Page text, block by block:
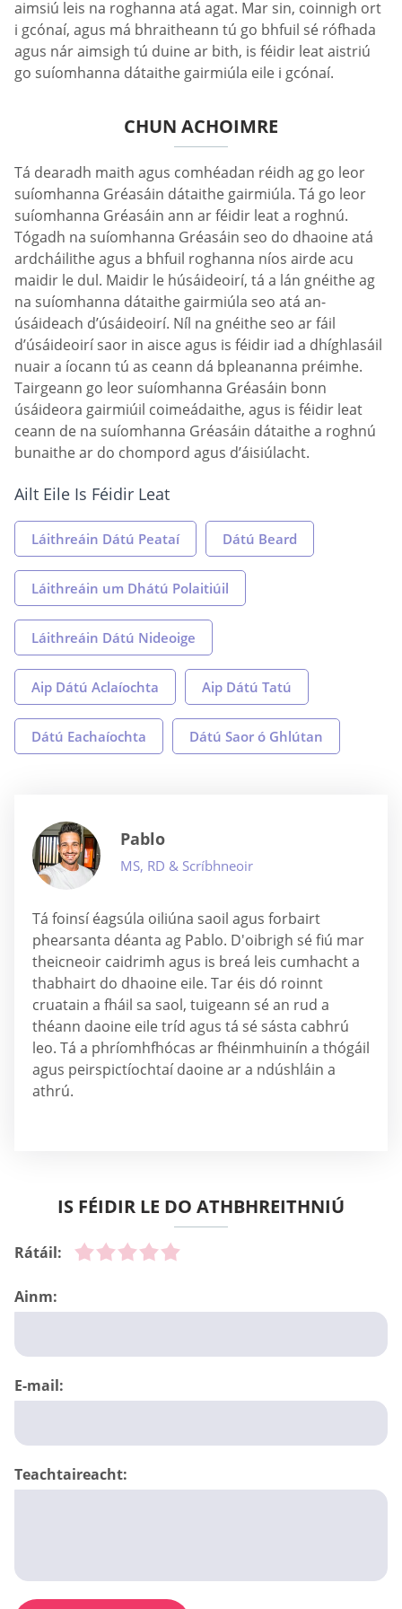
aimsiú leis na roghanna atá agat. Mar sin, coinnigh ort
i gcónaí, agus má bhraitheann tú go bhfuil sé rófhada
agus nár aimsigh tú duine ar bith, is féidir leat aistriú
go suíomhanna dátaithe gairmiúla eile i gcónaí.
CHUN ACHOIMRE
Tá dearadh maith agus comhéadan réidh ag go leor
suíomhanna Gréasáin dátaithe gairmiúla. Tá go leor
suíomhanna Gréasáin ann ar féidir leat a roghnú.
Tógadh na suíomhanna Gréasáin seo do dhaoine atá
ardcháilithe agus a bhfuil roghanna níos airde acu
maidir le dul. Maidir le húsáideoirí, tá a lán gnéithe ag
na suíomhanna dátaithe gairmiúla seo atá an-
úsáideach d’úsáideoirí. Níl na gnéithe seo ar fáil
d’úsáideoirí saor in aisce agus is féidir iad a dhíghlasáil
nuair a íocann tú as ceann dá bpleananna préimhe.
Tairgeann go leor suíomhanna Gréasáin bonn
úsáideora gairmiúil coimeádaithe, agus is féidir leat
ceann de na suíomhanna Gréasáin dátaithe a roghnú
bunaithe ar do chompord agus d’áisiúlacht.
Ailt Eile Is Féidir Leat
Láithreáin Dátú Peataí Dátú Beard
Láithreáin um Dhátú Polaitiúil
Láithreáin Dátú Nideoige
Aip Dátú Aclaíochta Aip Dátú Tatú
Dátú Eachaíochta Dátú Saor ó Ghlútan
Pablo
MS, RD & Scríbhneoir
Tá foinsí éagsúla oiliúna saoil agus forbairt
phearsanta déanta ag Pablo. D'oibrigh sé fiú mar
theicneoir caidrimh agus is breá leis cumhacht a
thabhairt do dhaoine eile. Tar éis dó roinnt
cruatain a fháil sa saol, tuigeann sé an rud a
théann daoine eile tríd agus tá sé sásta cabhrú
leo. Tá a phríomhfhócas ar fhéinmhuinín a thógáil
agus peirspictíochtaí daoine ar a ndúshláin a
athrú.
IS FÉIDIR LE DO ATHBHREITHNIÚ
Rátáil:
Ainm:
E-mail:
Teachtaireacht: